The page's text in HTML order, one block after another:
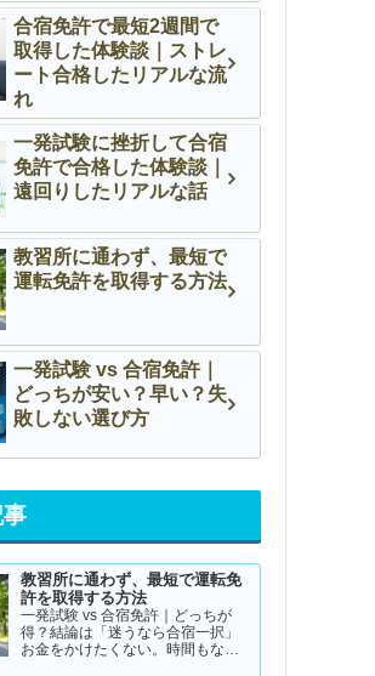
合宿免許で最短2週間で
取得した体験談｜ストレ
ート合格したリアルな流
れ
一発試験に挫折して合宿
免許で合格した体験談｜
遠回りしたリアルな話
教習所に通わず、最短で
運転免許を取得する方法
一発試験 vs 合宿免許｜
どっちが安い？早い？失
敗しない選び方
教習所に通わず、最短で運転免
許を取得する方法
一発試験 vs 合宿免許｜どっちが
得？結論は「迷うなら合宿一択」
お金をかけたくない。時間もな